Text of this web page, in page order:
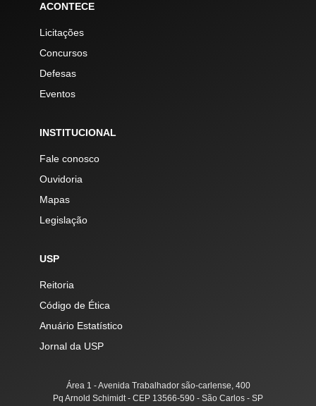
ACONTECE
Licitações
Concursos
Defesas
Eventos
INSTITUCIONAL
Fale conosco
Ouvidoria
Mapas
Legislação
USP
Reitoria
Código de Ética
Anuário Estatístico
Jornal da USP
Área 1 - Avenida Trabalhador são-carlense, 400
Pq Arnold Schimidt - CEP 13566-590 - São Carlos - SP